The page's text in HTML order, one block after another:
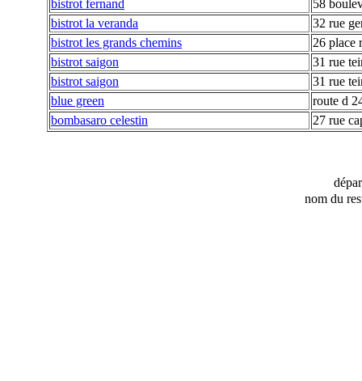
bistrot fernand
58
bistrot la veranda
32 rue
bistrot les grands chemins
26 place
bistrot saigon
31 rue
bistrot saigon
31 rue
blue green
route d
bombasaro celestin
27 rue
nom du